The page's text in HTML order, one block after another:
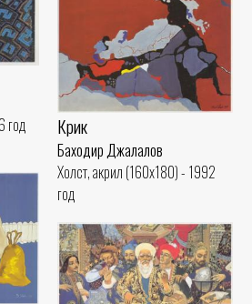
год
Крик
Баходир Джалалов
Холст, акрил (160x180) - 1992
год